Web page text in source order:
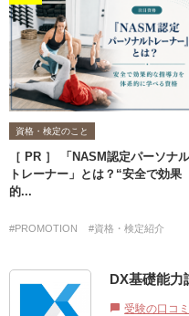
資格・検定のこと
［ PR ］ 「NASM認定パーソナル
トレーナー」とは？“安全で効果
的...
#PROMOTION #資格・検定紹介
DX基礎能力
chat_bubble 受験の口コ